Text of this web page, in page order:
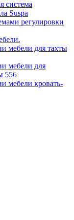
система
Suspa
регулировки
мебели для тахты
мебели для
556
мебели кровать-